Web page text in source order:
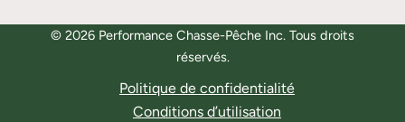
© 2026 Performance Chasse-Pêche Inc. Tous droits
réservés.
Politique de confidentialité
Conditions d’utilisation